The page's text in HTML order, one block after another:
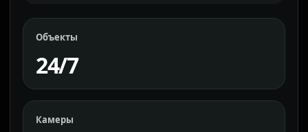
Объекты
24/7
Камеры